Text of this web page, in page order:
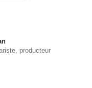
producteur